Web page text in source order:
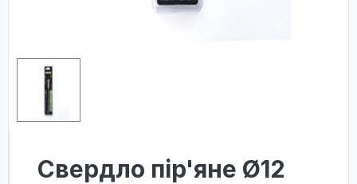
Свердло пір'яне Ø12